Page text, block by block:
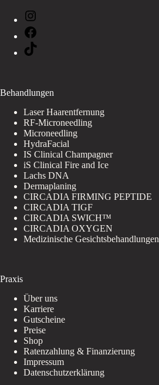
Behandlungen
Laser Haarentfernung
RF-Microneedling
Microneedling
HydraFacial
IS Clinical Champagner
iS Clinical Fire and Ice
Lachs DNA
Dermaplaning
CIRCADIA FIRMING PEPTIDE
CIRCADIA TIGF
CIRCADIA SWICH™
CIRCADIA OXYGEN
Medizinische Gesichtsbehandlungen
Praxis
Über uns
Karriere
Gutscheine
Preise
Shop
Ratenzahlung & Finanzierung
Impressum
Datenschutzerklärung